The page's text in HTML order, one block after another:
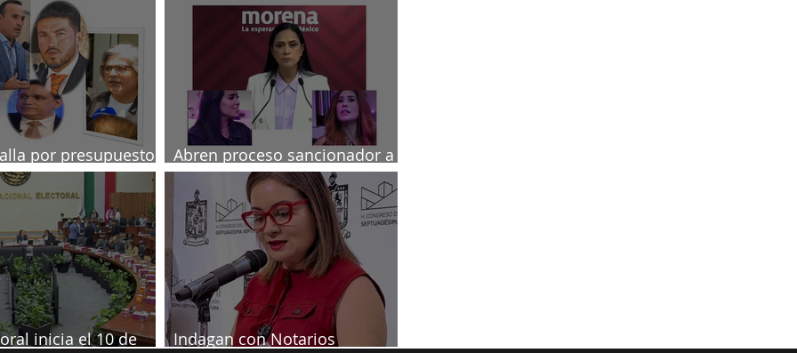
por presupuesto
Abren proceso sancionador a
diputadas poblanas
inicia el 10 de
Indagan con Notarios